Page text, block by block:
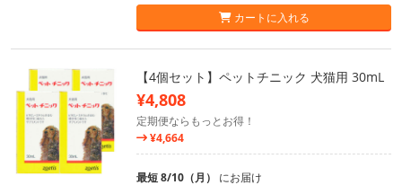
カートに入れる
【4個セット】ペットチニック 犬猫用 30mL
¥4,808
定期便ならもっとお得！
¥4,664
最短 8/10（月） にお届け